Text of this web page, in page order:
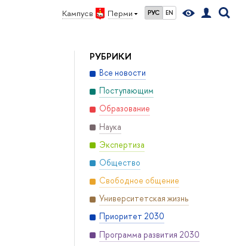
Кампус в Перми РУС EN
РУБРИКИ
Все новости
Поступающим
Образование
Наука
Экспертиза
Общество
Свободное общение
Университетская жизнь
Приоритет 2030
Программа развития 2030